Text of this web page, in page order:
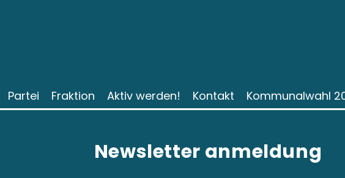
Partei Fraktion Aktiv werden! Kontakt Kommunalwahl
Newsletter anmeldung